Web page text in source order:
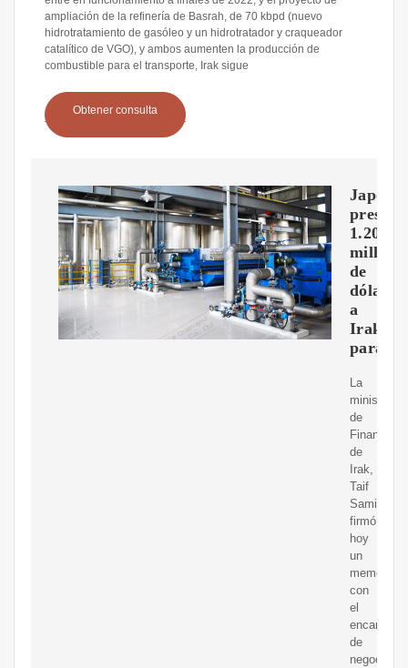
ampliación de la refinería de Basrah, de 70 kbpd (nuevo
hidrotratamiento de gasóleo y un hidrotratador y craqueador
catalítico de VGO), y ambos aumenten la producción de
combustible para el transporte, Irak sigue
Obtener consulta
Japón
presta
1.200
de
dólares
a
Irak
para
La
ministra
de
Finanzas
de
Irak,
Taif
Sami,
firmó
hoy
un
con
el
encargado
de
negocios